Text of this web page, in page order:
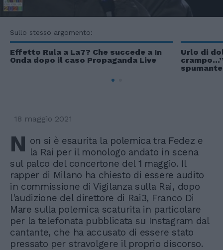
Sullo stesso argomento:
Effetto Rula a La7? Che succede a In
Onda dopo il caso Propaganda Live
Urlo di
18 maggio 2021
N on si è esaurita la polemica tra Fedez e
la Rai per il monologo andato in scena
sul palco del concertone del 1 maggio. Il
rapper di Milano ha chiesto di essere audito
in commissione di Vigilanza sulla Rai, dopo
l'audizione del direttore di Rai3, Franco Di
Mare sulla polemica scaturita in particolare
per la telefonata pubblicata su Instagram dal
cantante, che ha accusato di essere stato
pressato per stravolgere il proprio discorso.